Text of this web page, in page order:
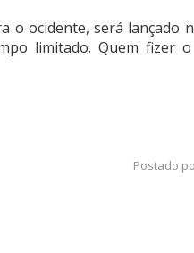
o ocidente, será lançado
limitado. Quem fizer
Postado